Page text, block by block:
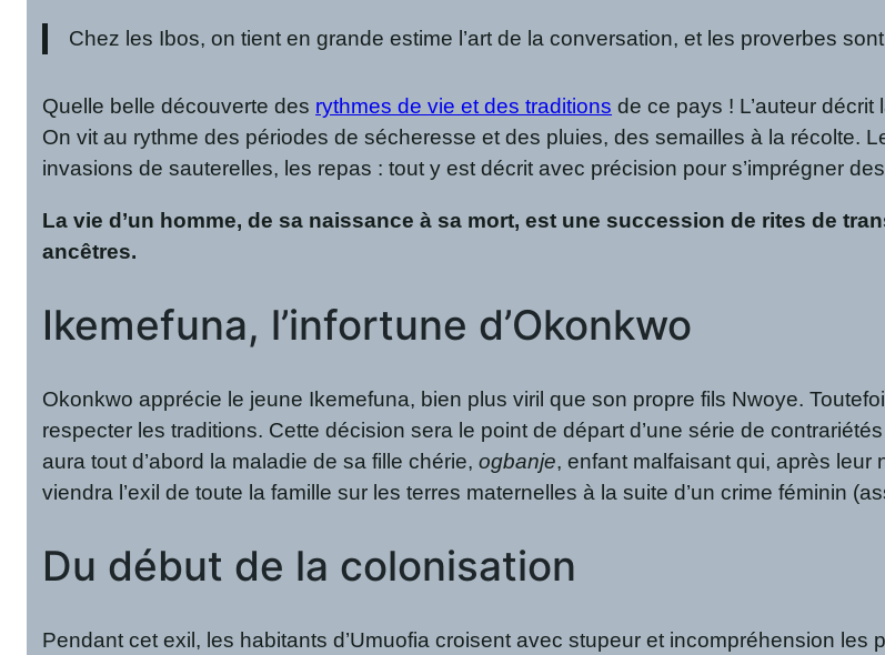
Chez les Ibos, on tient en grande estime l’art de la conversation, et les proverbes
Quelle belle découverte des rythmes de vie et des traditions de ce pays ! L’auteur décrit
On vit au rythme des périodes de sécheresse et des pluies, des semailles à la récolte.
invasions de sauterelles, les repas : tout y est décrit avec précision pour s’imprégner
La vie d’un homme, de sa naissance à sa mort, est une succession de rites de
ancêtres.
Ikemefuna, l’infortune d’Okonkwo
Okonkwo apprécie le jeune Ikemefuna, bien plus viril que son propre fils Nwoye.
respecter les traditions. Cette décision sera le point de départ d’une série de
aura tout d’abord la maladie de sa fille chérie,ogbanje, enfant malfaisant qui, après leur
viendra l’exil de toute la famille sur les terres maternelles à la suite d’un crime féminin
Du début de la colonisation
Pendant cet exil, les habitants d’Umuofia croisent avec stupeur et incompréhension